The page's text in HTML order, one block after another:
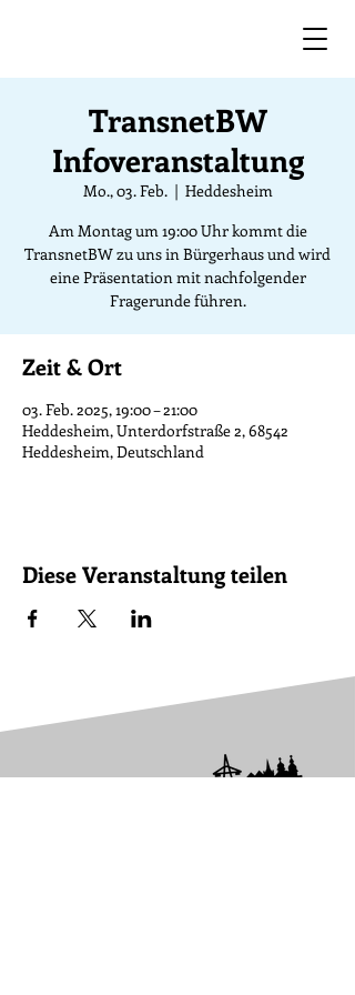
TransnetBW
Infoveranstaltung
Mo., 03. Feb.
  |
Heddesheim
Am Montag um 19:00 Uhr kommt die
TransnetBW zu uns in Bürgerhaus und wird
eine Präsentation mit nachfolgender
Fragerunde führen.
Zeit & Ort
03. Feb. 2025, 19:00 – 21:00
Heddesheim, Unterdorfstraße 2, 68542
Heddesheim, Deutschland
Diese Veranstaltung teilen